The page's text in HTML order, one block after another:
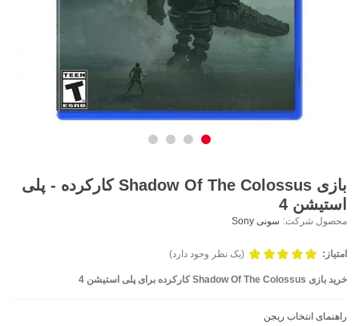
بازی Shadow Of The Colossus کارکرده - پلی
استیشن 4
محصول شرکت: سونی Sony
امتیاز: (یک نظر وجود دارد)
خرید بازی Shadow Of The Colossus کارکرده برای پلی استیشن 4
راهنمای انتخاب ریجن